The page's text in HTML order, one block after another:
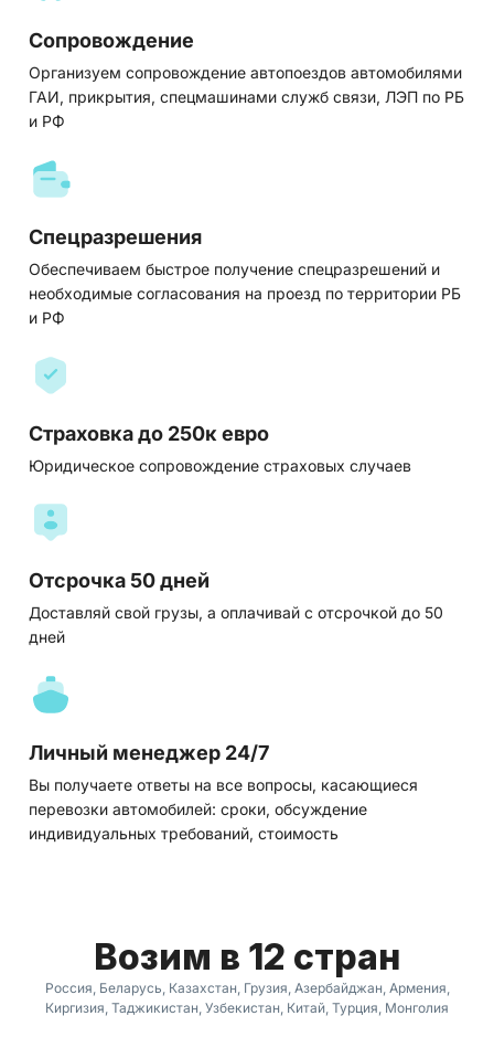
Сопровождение
Организуем сопровождение автопоездов автомобилями
ГАИ, прикрытия, спецмашинами служб связи, ЛЭП по РБ
и РФ
Спецразрешения
Обеспечиваем быстрое получение спецразрешений и
необходимые согласования на проезд по территории РБ
и РФ
Страховка до 250к евро
Юридическое сопровождение страховых случаев
Отсрочка 50 дней
Доставляй свой грузы, а оплачивай с отсрочкой до 50
дней
Личный менеджер 24/7
Вы получаете ответы на все вопросы, касающиеся
перевозки автомобилей: сроки, обсуждение
индивидуальных требований, стоимость
Возим в 12 стран
Россия, Беларусь, Казахстан, Грузия, Азербайджан, Армения,
Киргизия, Таджикистан, Узбекистан, Китай, Турция, Монголия